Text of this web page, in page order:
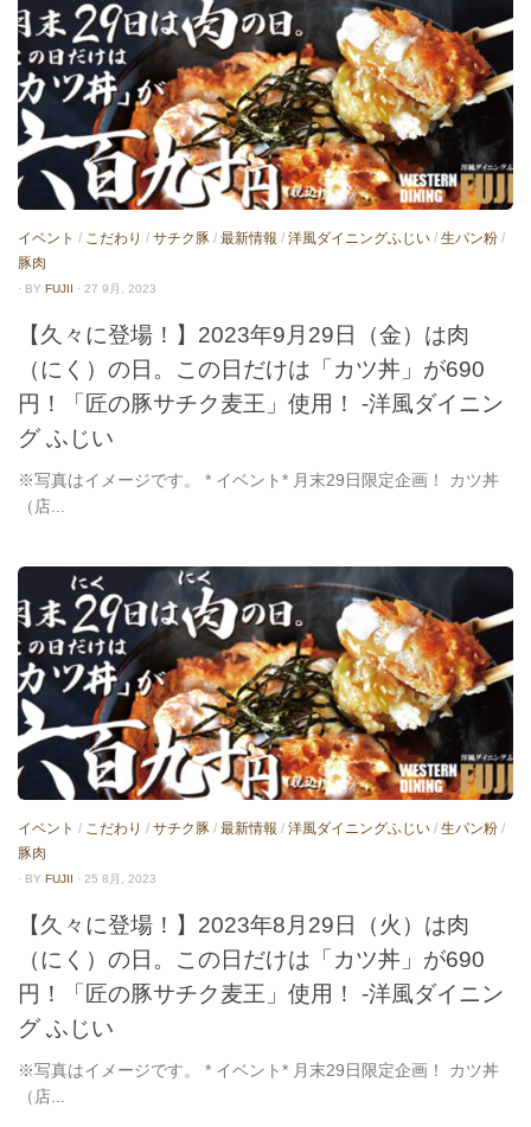
イベント / こだわり / サチク豚 / 最新情報 / 洋風ダイニングふじい / 生パン粉 /
豚肉
· BY FUJII · 27 9月, 2023
【久々に登場！】2023年9月29日（金）は肉
（にく）の日。この日だけは「カツ丼」が690
円！「匠の豚サチク麦王」使用！ -洋風ダイニン
グ ふじい
※写真はイメージです。 * イベント* 月末29日限定企画！ カツ丼
（店...
イベント / こだわり / サチク豚 / 最新情報 / 洋風ダイニングふじい / 生パン粉 /
豚肉
· BY FUJII · 25 8月, 2023
【久々に登場！】2023年8月29日（火）は肉
（にく）の日。この日だけは「カツ丼」が690
円！「匠の豚サチク麦王」使用！ -洋風ダイニン
グ ふじい
※写真はイメージです。 * イベント* 月末29日限定企画！ カツ丼
（店...